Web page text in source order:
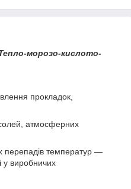
морозо-кислото-
прокладок,
солей, атмосферних
перепадів температур —
у виробничих